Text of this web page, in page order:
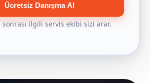
Ücretsiz Danışma Al
sonrası ilgili servis ekibi sizi arar.